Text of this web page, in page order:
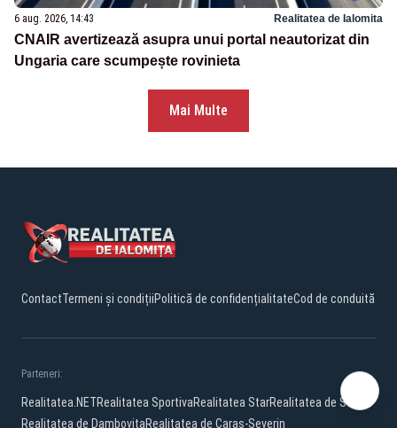
6 aug. 2026, 14:43 Realitatea de Ialomita
CNAIR avertizează asupra unui portal neautorizat din
Ungaria care scumpește rovinieta
Mai Multe
ContactTermeni și condițiiPolitică de confidențialitateCod de conduită
Parteneri:
Realitatea.NETRealitatea SportivaRealitatea StarRealitatea de Salaj
Realitatea de DambovitaRealitatea de Caras-Severin